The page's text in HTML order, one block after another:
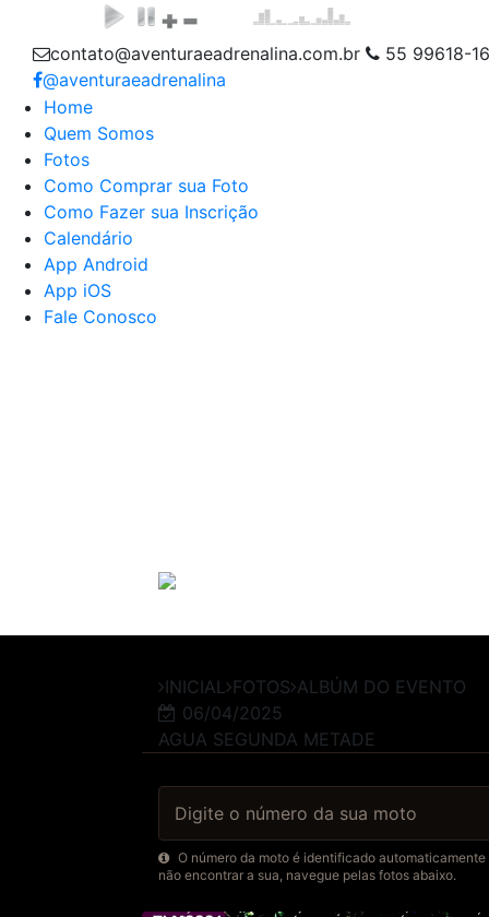
contato@aventuraeadrenalina.com.br
55 99618-
@aventuraeadrenalina
Home
Quem Somos
Fotos
Como Comprar sua Foto
Como Fazer sua Inscrição
Calendário
App Android
App iOS
Fale Conosco
INICIAL FOTOS ALBÚM DO EVENTO
06/04/2025
AGUA SEGUNDA METADE
O número da moto é identificado
não encontrar a sua, navegue pelas fotos abaixo.